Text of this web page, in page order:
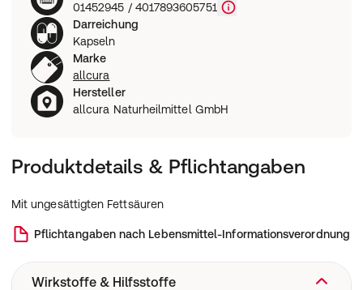
01452945 / 4017893605751
Darreichung
Kapseln
Marke
allcura
Hersteller
allcura Naturheilmittel GmbH
Produktdetails & Pflichtangaben
Mit ungesättigten Fettsäuren
Pflichtangaben nach Lebensmittel-Informationsverordnung
Wirkstoffe & Hilfsstoffe